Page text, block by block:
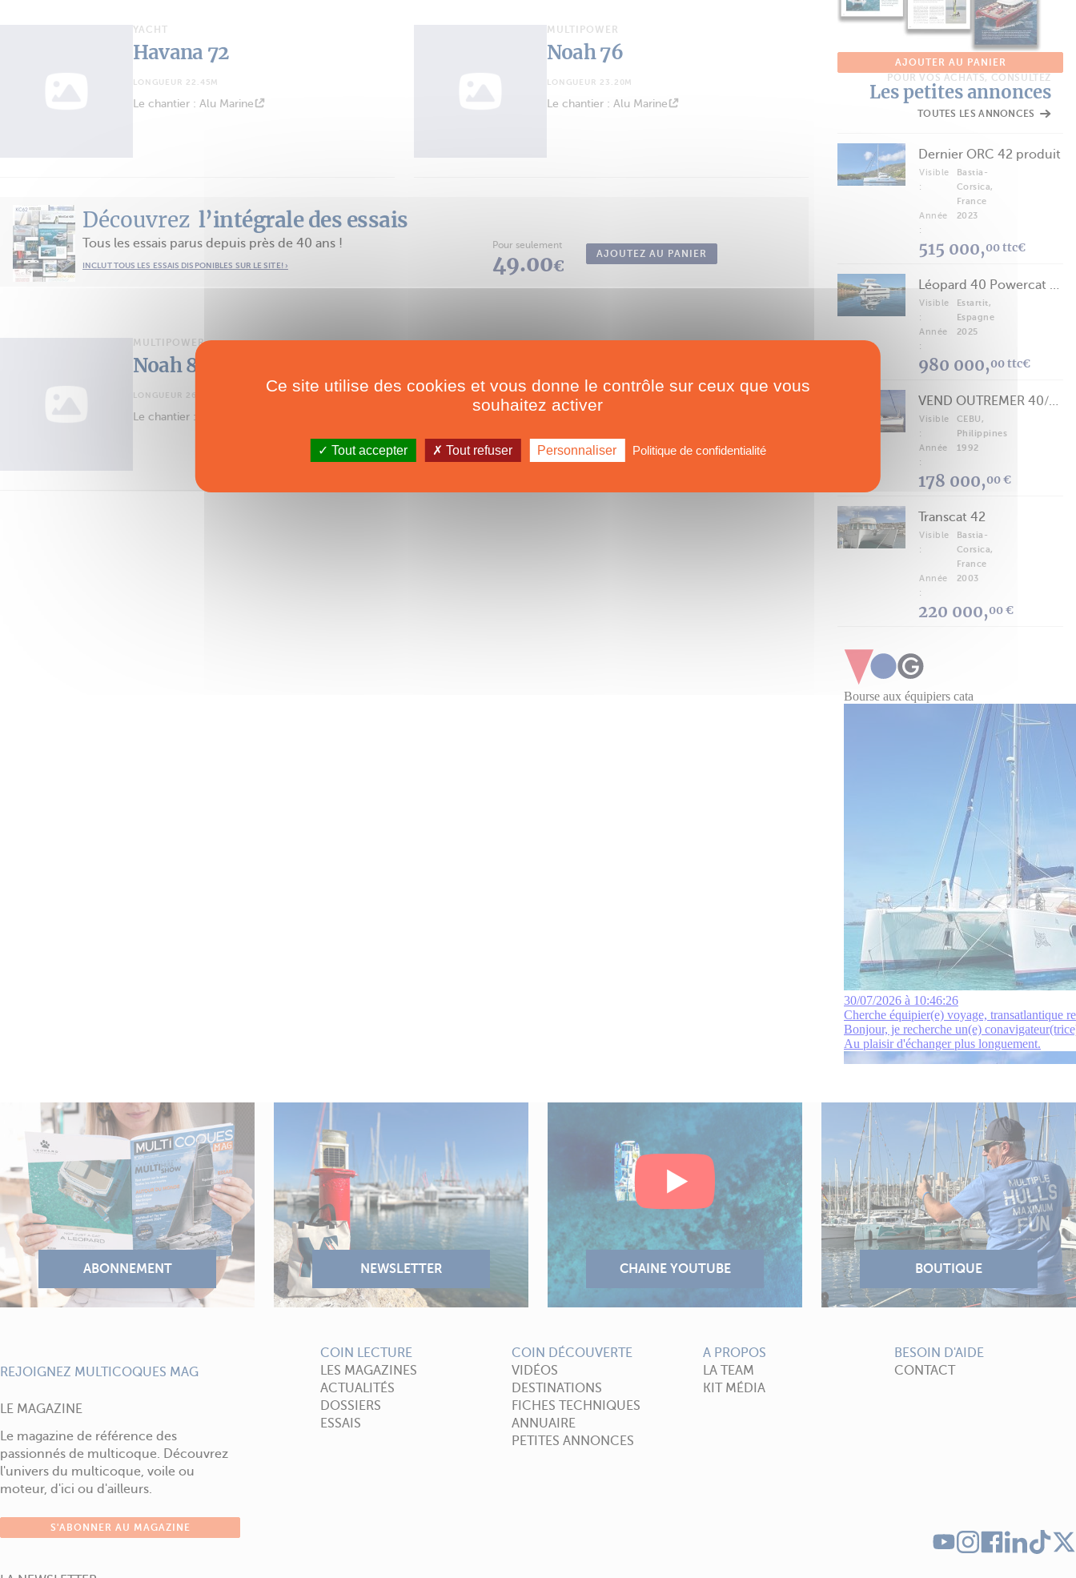
YACHT
Havana 72
LONGUEUR 22.45M
Le chantier : Alu Marine
MULTIPOWER
Noah 76
LONGUEUR 23.20M
Le chantier : Alu Marine
Découvrez l’intégrale des essais
Tous les essais parus depuis près de 40 ans !
INCLUT TOUS LES ESSAIS DISPONIBLES SUR LE SITE! ›
Pour seulement
49.00€
AJOUTEZ AU PANIER
MULTIPOWER
Noah 88
LONGUEUR 26.98M
Le chantier : Alu Marine
AJOUTER AU PANIER
POUR VOS ACHATS, CONSULTEZ
Les petites annonces
TOUTES LES ANNONCES
Dernier ORC 42 produit
Visible
:
Bastia-
Corsica,
France
Année
:
2023
515 000,00 ttc€
Léopard 40 Powercat 2025
Visible
:
Estartit,
Espagne
Année
:
2025
980 000,00 ttc€
VEND OUTREMER 40/43 (FREE LANCE)
Visible
:
CEBU,
Philippines
Année
:
1992
178 000,00 €
Transcat 42
Visible
:
Bastia-
Corsica,
France
Année
:
2003
220 000,00 €
REJOIGNEZ MULTICOQUES MAG
LE MAGAZINE
Le magazine de référence des
passionnés de multicoque. Découvrez
l'univers du multicoque, voile ou
moteur, d'ici ou d'ailleurs.
S'ABONNER AU MAGAZINE
COIN LECTURE
LES MAGAZINES
ACTUALITÉS
DOSSIERS
ESSAIS
COIN DÉCOUVERTE
VIDÉOS
DESTINATIONS
FICHES TECHNIQUES
ANNUAIRE
PETITES ANNONCES
A PROPOS
LA TEAM
KIT MÉDIA
BESOIN D'AIDE
CONTACT
Ce site utilise des cookies et vous donne le contrôle sur ceux que vous
souhaitez activer
Tout accepter Tout refuser Personnaliser Politique de confidentialité